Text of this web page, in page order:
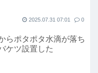
2025.07.31 07:01 0
らポタポタ水滴が落ち
ケツ設置した